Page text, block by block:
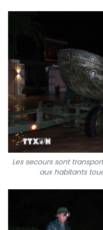
Les secours sont
aux habitants